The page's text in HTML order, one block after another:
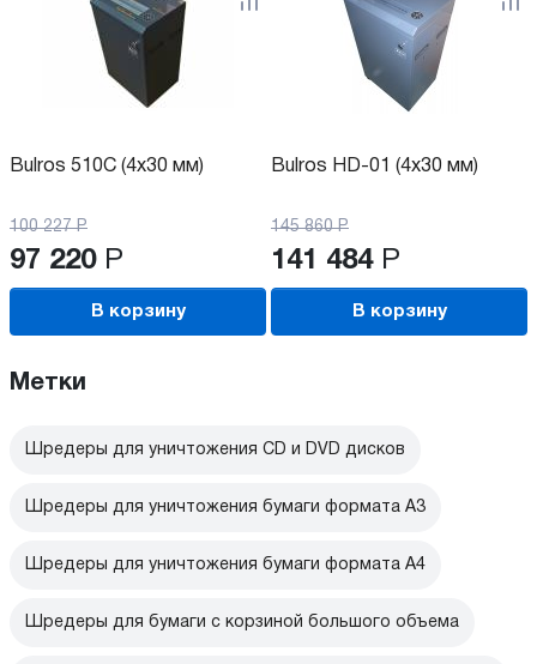
Bulros 510C (4x30 мм)
100 227 Р
97 220 Р
В корзину
Bulros HD-01 (4х30 мм)
145 860 Р
141 484 Р
В корзину
Метки
Шредеры для уничтожения CD и DVD дисков
Шредеры для уничтожения бумаги формата А3
Шредеры для уничтожения бумаги формата А4
Шредеры для бумаги с корзиной большого объема